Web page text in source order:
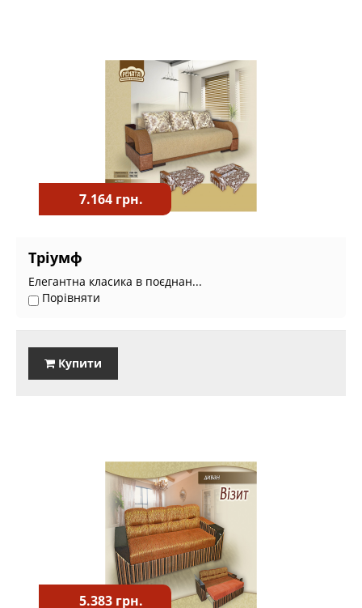
7.164 грн.
Тріумф
Елегантна класика в поєднан...
Порівняти
Купити
5.383 грн.